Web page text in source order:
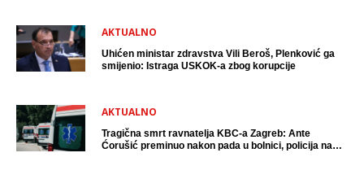
AKTUALNO
Uhićen ministar zdravstva Vili Beroš, Plenković ga
smijenio: Istraga USKOK-a zbog korupcije
AKTUALNO
Tragična smrt ravnatelja KBC-a Zagreb: Ante
Ćorušić preminuo nakon pada u bolnici, policija na